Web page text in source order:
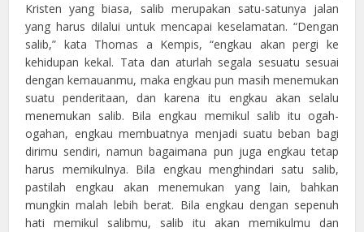
Kristen yang biasa, salib merupakan satu-satunya jalan
yang harus dilalui untuk mencapai keselamatan. “Dengan
salib,” kata Thomas a Kempis, “engkau akan pergi ke
kehidupan kekal. Tata dan aturlah segala sesuatu sesuai
dengan kemauanmu, maka engkau pun masih menemukan
suatu penderitaan, dan karena itu engkau akan selalu
menemukan salib. Bila engkau memikul salib itu ogah-
ogahan, engkau membuatnya menjadi suatu beban bagi
dirimu sendiri, namun bagaimana pun juga engkau tetap
harus memikulnya. Bila engkau menghindari satu salib,
pastilah engkau akan menemukan yang lain, bahkan
mungkin malah lebih berat. Bila engkau dengan sepenuh
hati memikul salibmu, salib itu akan memikulmu dan